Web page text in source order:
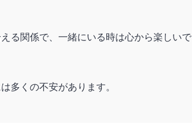
る関係で、一緒にいる時は心から楽しいで
多くの不安があります。